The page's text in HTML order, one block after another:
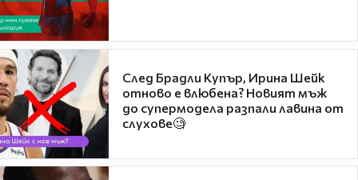
След Брадли Купър, Ирина Шейк
отново е влюбена? Новият мъж
до супермодела разпали лавина от
слухове🧐